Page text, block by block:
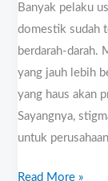
Banyak pelaku
domestik sudah
berdarah-darah.
yang jauh lebih
yang haus akan
Sayangnya,
untuk
Read More »